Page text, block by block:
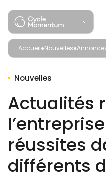
to
content
Origo
Lab-à-Startup
Accueil●Nouvelles●
Nouvelles
Actualités
réussites
différents